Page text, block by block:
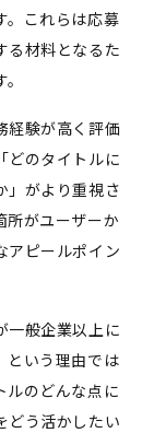
。これらは応募
る材料となるた
経験が高く評価
どのタイトルに
」がより重視さ
所がユーザーか
アピールポイン
一般企業以上に
という理由では
ルのどんな点に
どう活かしたい